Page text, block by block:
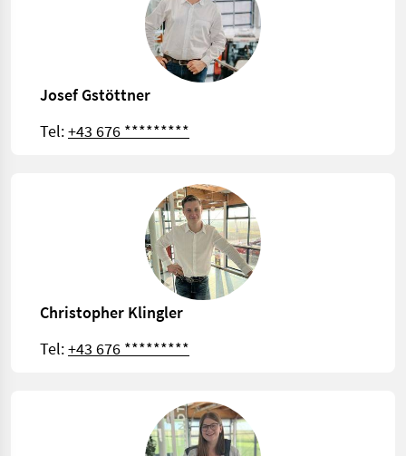
Josef Gstöttner
Tel:+43 676 *********
Christopher Klingler
Tel:+43 676 *********